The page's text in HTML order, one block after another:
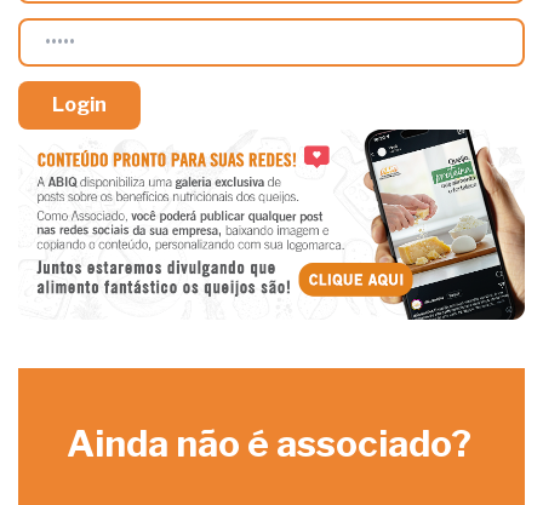
Ainda não é associado?